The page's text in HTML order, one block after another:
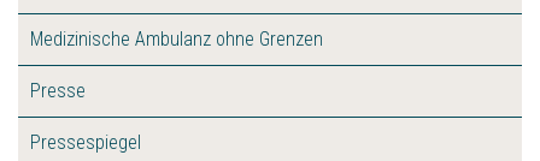
Medizinische Ambulanz ohne Grenzen
Presse
Pressespiegel